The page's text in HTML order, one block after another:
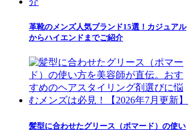
革靴のメンズ人気ブランド15選！カジュアル
からハイエンドまでご紹介
髪型に合わせたグリース（ポマード）の使い